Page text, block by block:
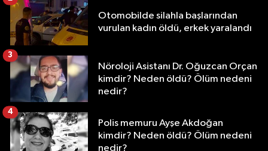
Otomobilde silahla başlarından
vurulan kadın öldü, erkek yaralandı
Nöroloji Asistanı Dr. Oğuzcan Orçan
kimdir? Neden öldü? Ölüm nedeni
nedir?
3
Polis memuru Ayşe Akdoğan
kimdir? Neden öldü? Ölüm nedeni
nedir?
4